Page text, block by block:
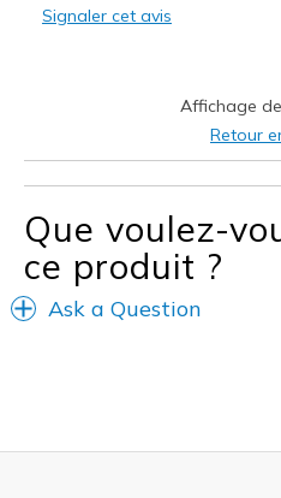
Les meilleures utilisations
Casual Wear
Width
Sizing
Feels true
View On Shoes
Shoes are
Signaler cet avis
Affichage
Retour
Que voulez-
ce produit ?
Ask a Question